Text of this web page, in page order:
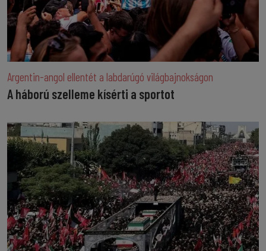
Argentin-angol ellentét a labdarúgó világbajnokságon
A háború szelleme kísérti a sportot